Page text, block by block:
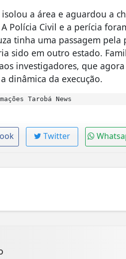
a área e aguardou a
Polícia Civil e a perícia
tinha uma passagem
sido em outro estado.
investigadores, que
dinâmica da execução.
Tarobá News
Twitter